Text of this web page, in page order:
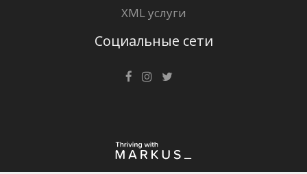
XML услуги
Социальные сети